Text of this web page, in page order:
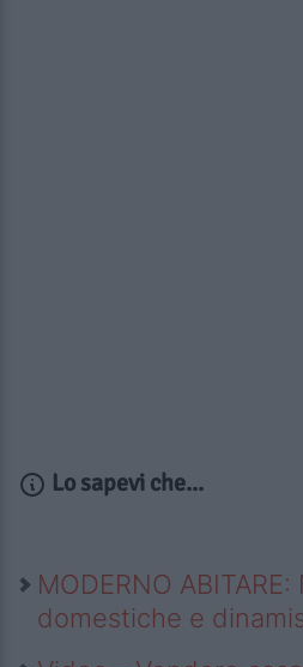
Lo sapevi che...
MODERNO
domestiche e